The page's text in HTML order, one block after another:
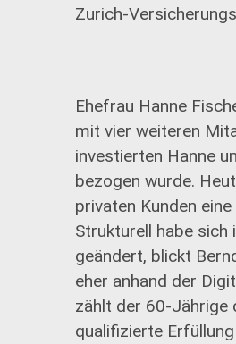
Zurich-
Ehefrau Hanne
mit vier weiteren
investierten Hanne
bezogen wurde.
privaten Kunden
Strukturell habe
geändert, blickt
eher anhand der
zählt der 60-Jährige
qualifizierte